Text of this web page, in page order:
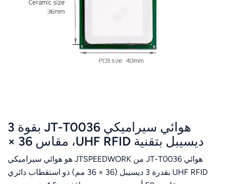
هوائي سيراميكي JT-T0036 بقوة 3
ديسيبل بتقنية UHF RFID، مقاس 36 ×
36 مم، بتردد 865-868/902-928
ميجاهرتز، دائري يمين، مناسب لأجهزة
هوائي JT-T0036 من JTSPEEDWORK هو هوائي سيراميكي
UHF RFID بقدرة 3 ديسيبل (36 × 36 مم) ذو استقطاب دائري